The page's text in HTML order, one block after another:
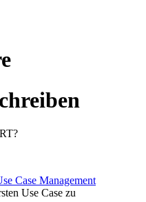
Case Management
Use Case zu